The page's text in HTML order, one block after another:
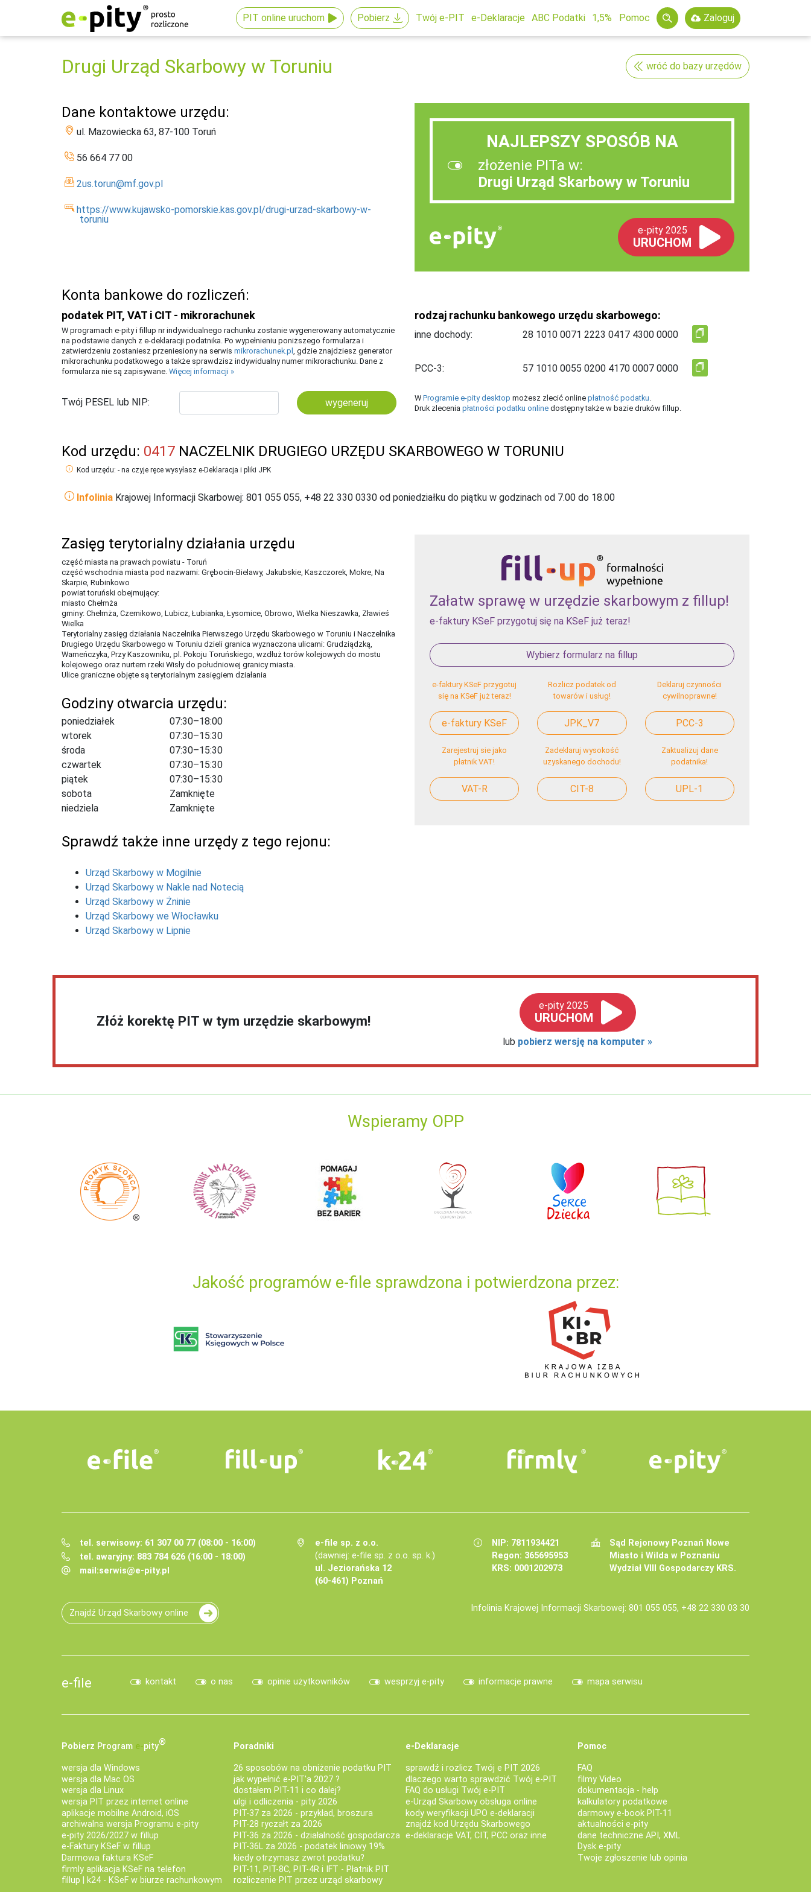
PIT online uruchom Pobierz Twój e-PIT e-Deklaracje ABC Podatki 1,5% Pomoc Zaloguj
Drugi Urząd Skarbowy w Toruniu wróć do bazy urzędów
Dane kontaktowe urzędu:
ul. Mazowiecka 63, 87-100 Toruń
56 664 77 00
2us.torun@mf.gov.pl
https://www.kujawsko-pomorskie.kas.gov.pl/drugi-urzad-skarbowy-w-
toruniu
NAJLEPSZY SPOSÓB NA
złożenie PITa w:
Drugi Urząd Skarbowy w Toruniu
e-pity 2025
URUCHOM
Konta bankowe do rozliczeń:
podatek PIT, VAT i CIT - mikrorachunek
W programach e-pity i fillup nr indywidualnego rachunku zostanie wygenerowany automatycznie
na podstawie danych z e-deklaracji podatnika. Po wypełnieniu poniższego formularza i
zatwierdzeniu zostaniesz przeniesiony na serwis mikrorachunek.pl , gdzie znajdziesz generator
mikrorachunku podatkowego a także sprawdzisz indywidualny numer mikrorachunku. Dane z
formularza nie są zapisywane. Więcej informacji »
Twój PESEL lub NIP: wygeneruj
rodzaj rachunku bankowego urzędu skarbowego:
inne dochody:
PCC-3:
W Programie e-pity desktop możesz zlecić online płatność podatku
Druk zlecenia płatności podatku online dostępny także w bazie druków fillup.
Kod urzędu: 0417 NACZELNIK DRUGIEGO URZĘDU SKARBOWEGO W TORUNIU
Kod urzędu: - na czyje ręce wysyłasz e-Deklaracja i pliki JPK
Infolinia Krajowej Informacji Skarbowej: 801 055 055, +48 22 330 0330 od poniedziałku do piątku w godzinach od 7.00 do 18.00
Zasięg terytorialny działania urzędu
część miasta na prawach powiatu - Toruń
część wschodnia miasta pod nazwami: Grębocin-Bielawy, Jakubskie, Kaszczorek, Mokre, Na
Skarpie, Rubinkowo
powiat toruński obejmujący:
miasto Chełmża
gminy: Chełmża, Czernikowo, Lubicz, Łubianka, Łysomice, Obrowo, Wielka Nieszawka, Zławieś
Wielka
Terytorialny zasięg działania Naczelnika Pierwszego Urzędu Skarbowego w Toruniu i Naczelnika
Drugiego Urzędu Skarbowego w Toruniu dzieli granica wyznaczona ulicami: Grudziądzką,
Warneńczyka, Przy Kaszowniku, pl. Pokoju Toruńskiego, wzdłuż torów kolejowych do mostu
kolejowego oraz nurtem rzeki Wisły do południowej granicy miasta.
Ulice graniczne objęte są terytorialnym zasięgiem działania
Godziny otwarcia urzędu:
poniedziałek
07:30–18:00
wtorek
07:30–15:30
środa
07:30–15:30
czwartek
07:30–15:30
piątek
07:30–15:30
sobota
Zamknięte
niedziela
Zamknięte
Sprawdź także inne urzędy z tego rejonu:
Urząd Skarbowy w Mogilnie
Urząd Skarbowy w Nakle nad Notecią
Urząd Skarbowy w Żninie
Urząd Skarbowy we Włocławku
Urząd Skarbowy w Lipnie
Załatw sprawę w urzędzie skarbowym z fillup!
e-faktury KSeF przygotuj się na KSeF już teraz!
Wybierz formularz na fillup
e-faktury KSeF przygotuj
się na KSeF już teraz!
e-faktury KSeF
Rozlicz podatek od
towarów i usług!
JPK_V7
Deklaruj czynności
cywilnoprawne!
PCC-3
Zarejestruj sie jako
płatnik VAT!
VAT-R
Zadeklaruj wysokość
uzyskanego dochodu!
CIT-8
Zaktualizuj dane
podatnika!
UPL-1
Złóż korektę PIT w tym urzędzie skarbowym!
e-pity 2025
URUCHOM
lub pobierz wersję na komputer
Wspieramy OPP
Jakość programów e-file sprawdzona i potwierdzona przez:
tel. serwisowy: 61 307 00 77 (08:00 - 16:00)
tel. awaryjny: 883 784 626 (16:00 - 18:00)
mail:serwis@e-pity.pl
e-file sp. z o.o.
(dawniej: e-file sp. z o.o. sp. k.)
ul. Jeziorańska 12
(60-461) Poznań
NIP: 7811934421
Regon: 365695953
KRS: 0001202973
Sąd Rejonowy Poznań Nowe
Miasto i Wilda w Poznaniu
Wydział VIII Gospodarczy KRS.
Znajdź Urząd Skarbowy online Infolinia Krajowej Informacji Skarbowej: 801 055 055, +48 22 330 03 30
e-file kontakt o nas opinie użytkowników wesprzyj e-pity informacje prawne mapa serwisu
Pobierz Program e‑pity®
wersja dla Windows
wersja dla Mac OS
wersja dla Linux
wersja PIT przez internet online
aplikacje mobilne Android, iOS
archiwalna wersja Programu e-pity
e-pity 2026/2027 w fillup
e‑Faktury KSeF w fillup
Darmowa faktura KSeF
firmly aplikacja KSeF na telefon
fillup | k24 - KSeF w biurze rachunkowym
Poradniki
26 sposobów na obniżenie podatku PIT
jak wypełnić e-PIT'a 2027 ?
dostałem PIT-11 i co dalej?
ulgi i odliczenia - pity 2026
PIT-37 za 2026 - przykład, broszura
PIT-28 ryczałt za 2026
PIT-36 za 2026 - działalność gospodarcza
PIT-36L za 2026 - podatek liniowy 19%
kiedy otrzymasz zwrot podatku?
PIT-11, PIT-8C, PIT-4R i IFT - Płatnik PIT
rozliczenie PIT przez urząd skarbowy
e-Deklaracje
sprawdź i rozlicz Twój e PIT 2026
dlaczego warto sprawdzić Twój e-PIT
FAQ do usługi Twój e-PIT
e-Urząd Skarbowy obsługa online
kody weryfikacji UPO e-deklaracji
znajdź kod Urzędu Skarbowego
e-deklaracje VAT, CIT, PCC oraz inne
Pomoc
FAQ
filmy Video
dokumentacja - help
kalkulatory podatkowe
darmowy e-book PIT-11
aktualności e-pity
dane techniczne API, XML
Dysk e-pity
Twoje zgłoszenie lub opinia